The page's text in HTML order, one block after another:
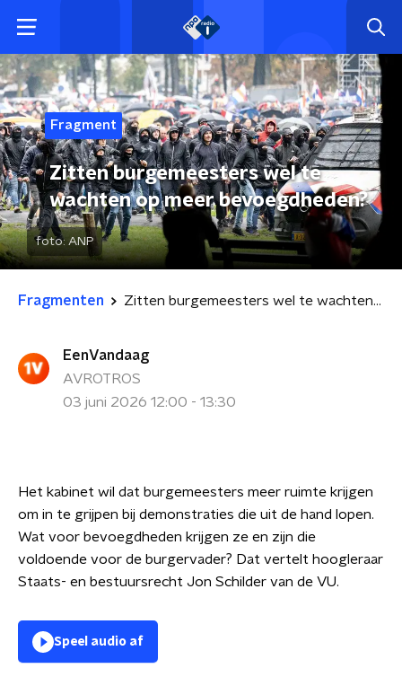
Fragment
Zitten burgemeesters wel te
wachten op meer bevoegdheden?
foto: ANP
Fragmenten Zitten burgemeesters wel te wachten op meer bevoegdheden?
EenVandaag
AVROTROS
03 juni 2026 12:00 - 13:30
Het kabinet wil dat burgemeesters meer ruimte krijgen
om in te grijpen bij demonstraties die uit de hand lopen.
Wat voor bevoegdheden krijgen ze en zijn die
voldoende voor de burgervader? Dat vertelt hoogleraar
Staats- en bestuursrecht Jon Schilder van de VU.
Speel audio af